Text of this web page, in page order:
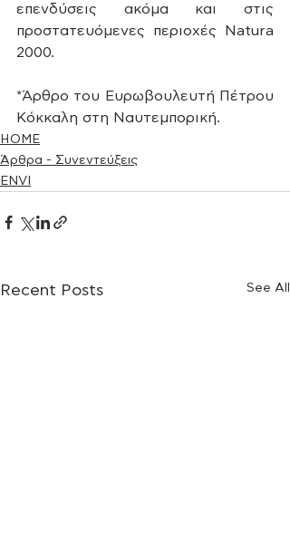
επενδύσεις ακόμα και στις
προστατευόμενες περιοχές Natura
2000.
*Άρθρο του Ευρωβουλευτή Πέτρου
Κόκκαλη στη Ναυτεμπορική.
HOME
Άρθρα - Συνεντεύξεις
ENVI
Recent Posts See All